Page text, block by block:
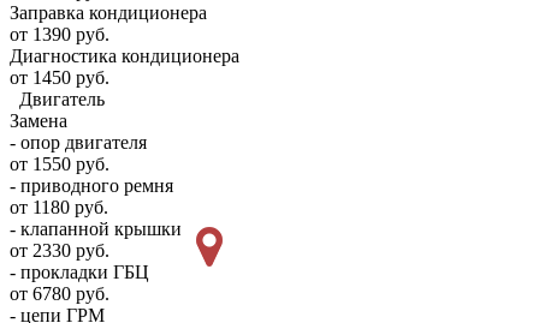
Заправка кондиционера
от 1390 руб.
Диагностика кондиционера
от 1450 руб.
Двигатель
Замена
- опор двигателя
от 1550 руб.
- приводного ремня
от 1180 руб.
- клапанной крышки
от 2330 руб.
- прокладки ГБЦ
от 6780 руб.
- цепи ГРМ